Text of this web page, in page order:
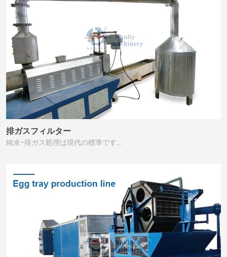
排ガスフィルター
純水-排ガス処理は現代の標準です…